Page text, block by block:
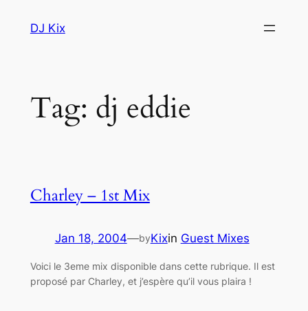
DJ Kix
Tag: dj eddie
Charley – 1st Mix
Jan 18, 2004—byKixin Guest Mixes
Voici le 3eme mix disponible dans cette rubrique. Il est
proposé par Charley, et j’espère qu’il vous plaira !